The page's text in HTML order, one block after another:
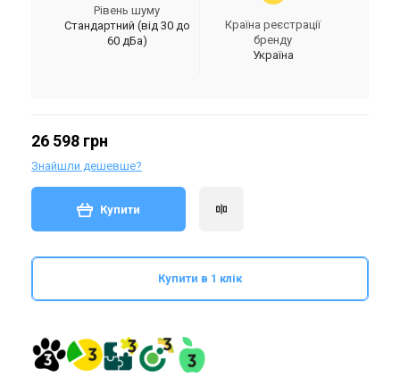
Рівень шуму
Стандартний (від 30 до
60 дБа)
Країна реєстрації
бренду
Україна
26 598 грн
Знайшли дешевше?
Купити
Купити в 1 клік